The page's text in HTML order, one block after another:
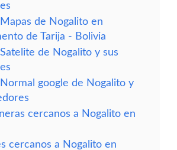
de Nogalito en
de Tarija - Bolivia
de Nogalito y sus
google de Nogalito y
cercanos a Nogalito en
cercanos a Nogalito en